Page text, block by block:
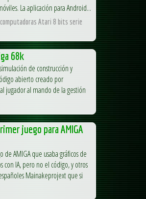
La aplicación para Android...
Atari 8 bits serie
68k
de construcción y
abierto creado por
jugador al mando de la gestión
juego para AMIGA
de AMIGA que usaba gráficos de
con IA, pero no el código, y otros
Mainakeprojext que si